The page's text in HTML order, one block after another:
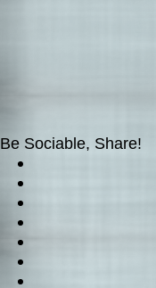
Be Sociable, Share!